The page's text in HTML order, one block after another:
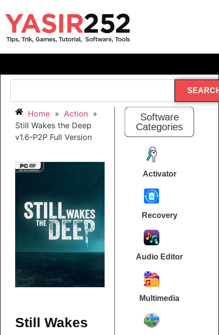
Home » Action »
Still Wakes the Deep
v1.6-P2P Full Version
Still Wakes
Software
Categories
Activator
Recovery
Audio Editor
Multimedia